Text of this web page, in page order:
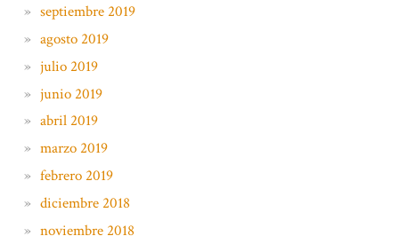
septiembre 2019
agosto 2019
julio 2019
junio 2019
abril 2019
marzo 2019
febrero 2019
diciembre 2018
noviembre 2018